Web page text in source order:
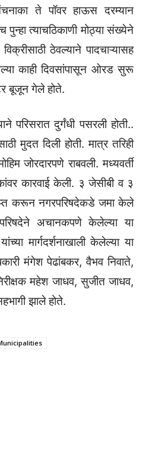
ते पॉवर हाऊस दरम्यान
पुन्हा त्याचठिकाणी मोठ्या संख्येने
ठेवल्याने पादचाऱ्यासह
काही दिवसांपासून ओरड सुरू
बूजून गेले होते.
परिसरात दुर्गंधी पसरली होती..
मुदत दिली होती. मात्र तरिही
जोरदारपणे राबवली. मध्यवर्ती
कारवाई केली. ३ जेसीबी व ३
जप्त करून नगरपरिषदेकडे जमा केले
अचानकपणे केलेल्या या
मार्गदर्शनाखाली केलेल्या या
मंगेश पेढांबकर, वैभव निवाते,
महेश जाधव, सुजीत जाधव,
झाले होते.